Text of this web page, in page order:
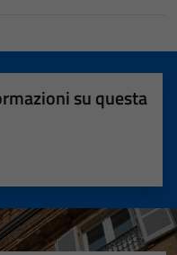
su questa
5